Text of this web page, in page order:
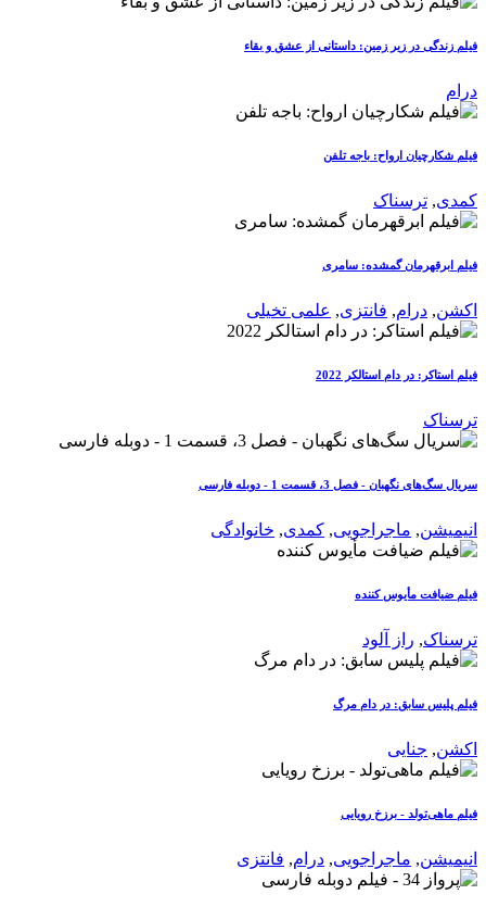
فیلم زندگی در زیر زمین: داستانی از عشق و بقاء
درام
فیلم شکارچیان ارواح: باجه تلفن
کمدی, ترسناک
فیلم ابرقهرمان گمشده: سامری
اکشن, درام, فانتزی, علمی تخیلی
فیلم استاکر: در دام استالکر 2022
ترسناک
سریال سگ‌های نگهبان - فصل 3، قسمت 1 - دوبله فارسی
انیمیشن, ماجراجویی, کمدی, خانوادگی
فیلم ضیافت مأیوس کننده
ترسناک, راز آلود
فیلم پلیس سابق: در دام مرگ
اکشن, جنایی
فیلم ماهی‌تولد - برزخ رویایی
انیمیشن, ماجراجویی, درام, فانتزی